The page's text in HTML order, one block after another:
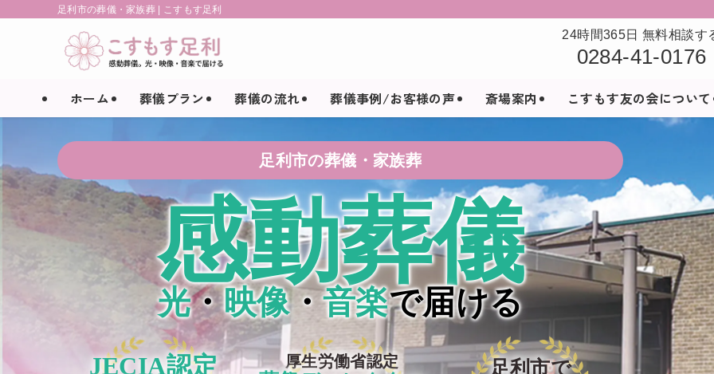
足利市の葬儀・家族葬 | こすもす足利
ホーム 葬儀プラン 葬儀の流れ 葬儀事例/お客様の声 斎場案内 こすもす友の会について
24時間365日 無料相談す
0284-41-0176
足利市の葬儀・家族葬
感動葬儀
光・映像・音楽で届ける
JECIA認定 厚生労働省認定 足利市で